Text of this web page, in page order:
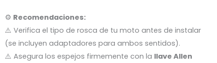
⚙️ Recomendaciones:
⚠️ Verifica el tipo de rosca de tu moto antes de instalar
(se incluyen adaptadores para ambos sentidos).
⚠️ Asegura los espejos firmemente con la llave Allen